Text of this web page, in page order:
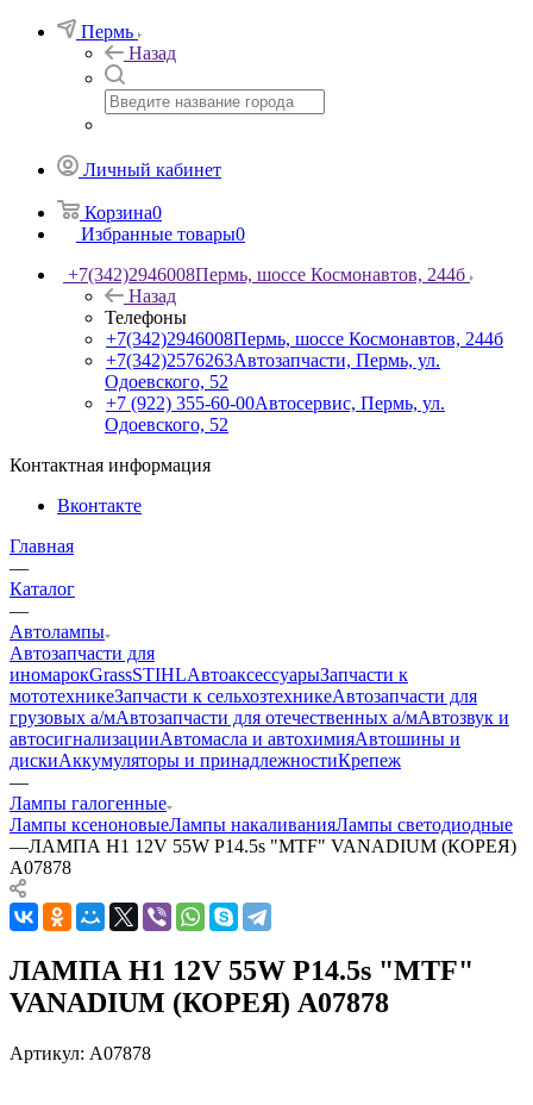
Пермь
Назад
Личный кабинет
Корзина0
Избранные товары0
+7(342)2946008Пермь, шоссе Космонавтов, 244б
Назад
Телефоны
+7(342)2946008Пермь, шоссе Космонавтов, 244б
+7(342)2576263Автозапчасти, Пермь, ул.
Одоевского, 52
+7 (922) 355-60-00Автосервис, Пермь, ул.
Одоевского, 52
Контактная информация
Вконтакте
Главная
—
Каталог
—
Автолампы
Автозапчасти для
иномарокGrassSTIHLАвтоаксессуарыЗапчасти к
мототехникеЗапчасти к сельхозтехникеАвтозапчасти для
грузовых а/мАвтозапчасти для отечественных а/мАвтозвук и
автосигнализацииАвтомасла и автохимияАвтошины и
дискиАккумуляторы и принадлежностиКрепеж
—
Лампы галогенные
Лампы ксеноновыеЛампы накаливанияЛампы светодиодные
—ЛАМПА H1 12V 55W P14.5s "MTF" VANADIUM (КОРЕЯ)
А07878
ЛАМПА H1 12V 55W P14.5s "MTF"
VANADIUM (КОРЕЯ) А07878
Артикул: А07878